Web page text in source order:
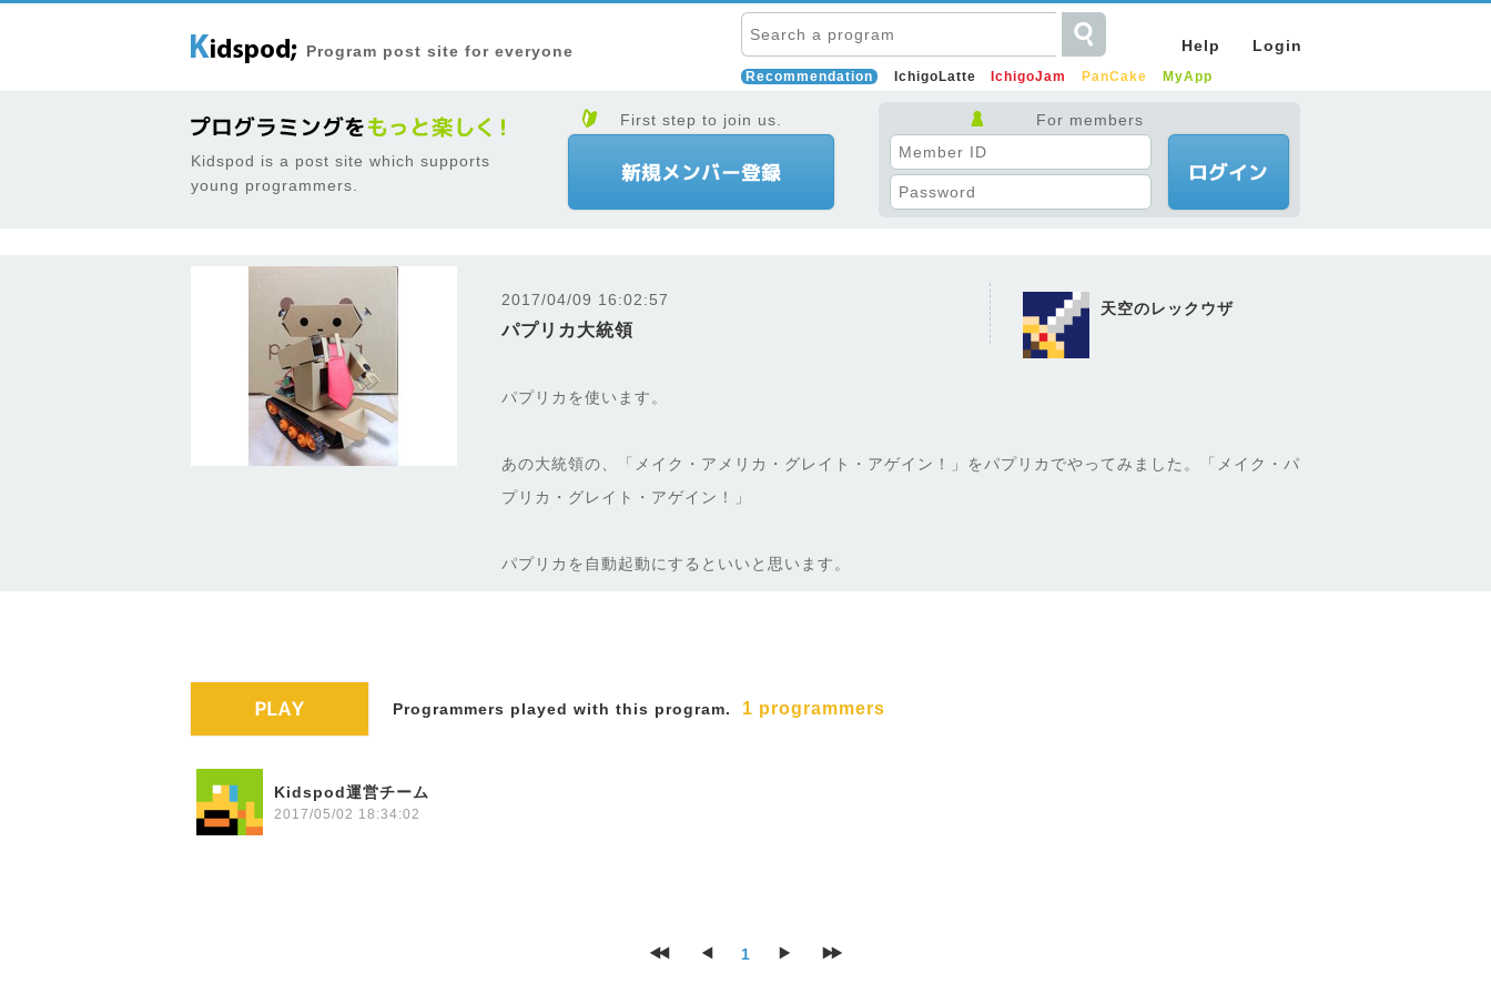
Program post site for everyone Help Login
Recommendation IchigoLatte IchigoJam PanCake MyApp
Kidspod is a post site which supports
young programmers.
First step to join us. For members
2017/04/09 16:02:57
パプリカ大統領
天空のレックウザ
パプリカを使います。
あの大統領の、「メイク・アメリカ・グレイト・アゲイン！」をパプリカでやってみました。「メイク・パ
プリカ・グレイト・アゲイン！」
パプリカを自動起動にするといいと思います。
Programmers played with this program. 1 programmers
Kidspod運営チーム
2017/05/02 18:34:02
1